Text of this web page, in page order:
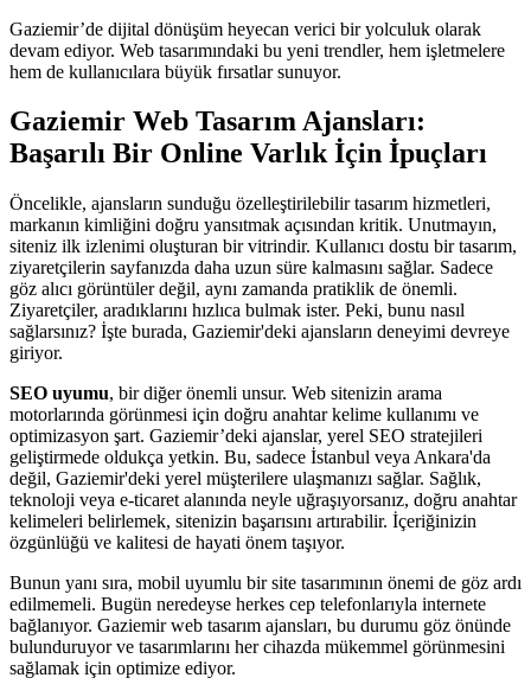
Gaziemir’de dijital dönüşüm heyecan verici bir yolculuk olarak
devam ediyor. Web tasarımındaki bu yeni trendler, hem işletmelere
hem de kullanıcılara büyük fırsatlar sunuyor.
Gaziemir Web Tasarım Ajansları:
Başarılı Bir Online Varlık İçin İpuçları
Öncelikle, ajansların sunduğu özelleştirilebilir tasarım hizmetleri,
markanın kimliğini doğru yansıtmak açısından kritik. Unutmayın,
siteniz ilk izlenimi oluşturan bir vitrindir. Kullanıcı dostu bir tasarım,
ziyaretçilerin sayfanızda daha uzun süre kalmasını sağlar. Sadece
göz alıcı görüntüler değil, aynı zamanda pratiklik de önemli.
Ziyaretçiler, aradıklarını hızlıca bulmak ister. Peki, bunu nasıl
sağlarsınız? İşte burada, Gaziemir'deki ajansların deneyimi devreye
giriyor.
SEO uyumu, bir diğer önemli unsur. Web sitenizin arama
motorlarında görünmesi için doğru anahtar kelime kullanımı ve
optimizasyon şart. Gaziemir’deki ajanslar, yerel SEO stratejileri
geliştirmede oldukça yetkin. Bu, sadece İstanbul veya Ankara'da
değil, Gaziemir'deki yerel müşterilere ulaşmanızı sağlar. Sağlık,
teknoloji veya e-ticaret alanında neyle uğraşıyorsanız, doğru anahtar
kelimeleri belirlemek, sitenizin başarısını artırabilir. İçeriğinizin
özgünlüğü ve kalitesi de hayati önem taşıyor.
Bunun yanı sıra, mobil uyumlu bir site tasarımının önemi de göz ardı
edilmemeli. Bugün neredeyse herkes cep telefonlarıyla internete
bağlanıyor. Gaziemir web tasarım ajansları, bu durumu göz önünde
bulunduruyor ve tasarımlarını her cihazda mükemmel görünmesini
sağlamak için optimize ediyor.